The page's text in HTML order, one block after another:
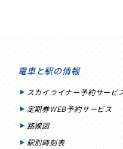
電車と駅の情報
スカイライナー予約サービ
定期券WEB予約サービス
路線図
駅別時刻表